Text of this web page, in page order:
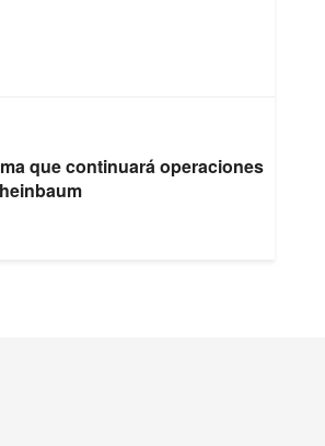
que continuará operaciones